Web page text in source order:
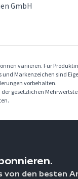
GmbH
variieren. Für
und Markenzeichen sind
vorbehalten.
der gesetzlichen
von den besten